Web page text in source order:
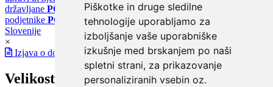
Piškotke in druge sledilne
tehnologije uporabljamo za
izboljšanje vaše uporabniške
izkušnje med brskanjem po naši
spletni strani, za prikazovanje
personaliziranih vsebin oz.
državljane PORTAL SPOT Državni portal za podjetja in
podjetnike PORTAL OPSI Državni portal odprtih podatkov
Slovenije
×
Izjava o dostopnosti
Velikost pisave